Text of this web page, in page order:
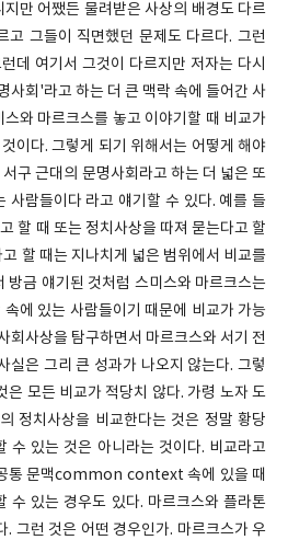
만 어쨌든 물려받은 사상의 배경도 다르
고 그들이 직면했던 문제도 다르다. 그런
데 여기서 그것이 다르지만 저자는 다시
사회'라고 하는 더 큰 맥락 속에 들어간 사
와 마르크스를 놓고 이야기할 때 비교가
이다. 그렇게 되기 위해서는 어떻게 해야
구 근대의 문명사회라고 하는 더 넓은 또
사람들이다 라고 얘기할 수 있다. 예를 들
할 때 또는 정치사상을 따져 묻는다고 할
할 때는 지나치게 넓은 범위에서 비교를
방금 얘기된 것처럼 스미스와 마르크스는
에 있는 사람들이기 때문에 비교가 가능
회사상을 탐구하면서 마르크스와 서기 전
실은 그리 큰 성과가 나오지 않는다. 그렇
은 모든 비교가 적당치 않다. 가령 노자 도
정치사상을 비교한다는 것은 정말 황당
수 있는 것은 아니라는 것이다. 비교라고
통 문맥common context 속에 있을 때
수 있는 경우도 있다. 마르크스와 플라톤
. 그런 것은 어떤 경우인가. 마르크스가 우